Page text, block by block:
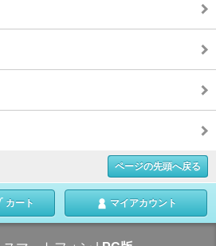
ページの先頭へ戻る
カート マイアカウント